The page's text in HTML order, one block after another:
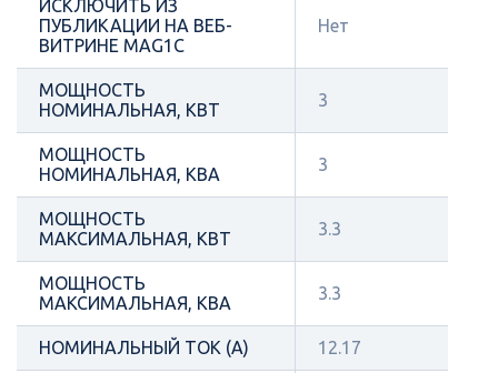
ИСКЛЮЧИТЬ ИЗ
ПУБЛИКАЦИИ НА ВЕБ-
ВИТРИНЕ MAG1C
Нет
МОЩНОСТЬ
НОМИНАЛЬНАЯ, КВТ
3
МОЩНОСТЬ
НОМИНАЛЬНАЯ, КВА
3
МОЩНОСТЬ
МАКСИМАЛЬНАЯ, КВТ
3.3
МОЩНОСТЬ
МАКСИМАЛЬНАЯ, КВА
3.3
НОМИНАЛЬНЫЙ ТОК (А) 12.17